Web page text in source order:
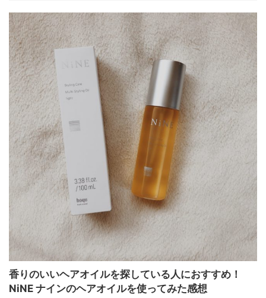
香りのいいヘアオイルを探している人におすすめ！
NiNE ナインのヘアオイルを使ってみた感想